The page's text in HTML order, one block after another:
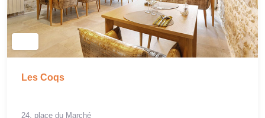
Les Coqs
24, place du Marché